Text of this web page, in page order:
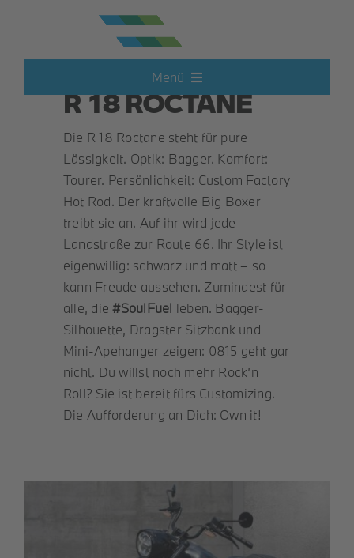
Menü
Elektroautos
Hot Deals
Gebrauchtwagen
Motorrad
Roller
Unternehmen
Kontakt
AKTIONSANGEBOT:
R 18 ROCTANE
Die R 18 Roctane steht für pure
Lässigkeit. Optik: Bagger. Komfort:
Tourer. Persönlichkeit: Custom Factory
Hot Rod. Der kraftvolle Big Boxer
treibt sie an. Auf ihr wird jede
Landstraße zur Route 66. Ihr Style ist
eigenwillig: schwarz und matt – so
kann Freude aussehen. Zumindest für
alle, die#SoulFuel leben. Bagger-
Silhouette, Dragster Sitzbank und
Mini-Apehanger zeigen: 0815 geht gar
nicht. Du willst noch mehr Rock’n
Roll? Sie ist bereit fürs Customizing.
Die Aufforderung an Dich: Own it!